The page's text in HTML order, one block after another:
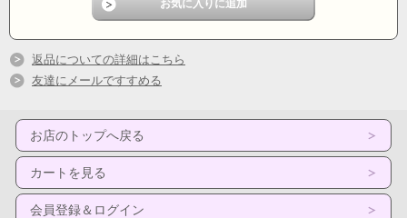
返品についての詳細はこちら
友達にメールですすめる
お店のトップへ戻る
カートを見る
会員登録＆ログイン